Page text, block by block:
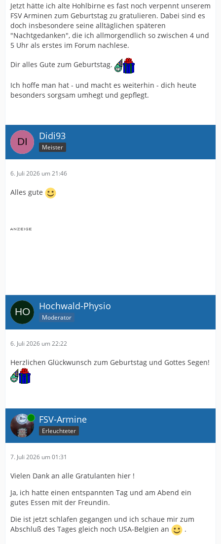
Jetzt hätte ich alte Hohlbirne es fast noch verpennt unserem
FSV Arminen zum Geburtstag zu gratulieren. Dabei sind es
doch insbesondere seine alltäglichen späteren
"Nachtgedanken", die ich allmorgendlich so zwischen 4 und
5 Uhr als erstes im Forum nachlese.
Dir alles Gute zum Geburtstag.
Ich hoffe man hat - und macht es weiterhin - dich heute
besonders sorgsam umhegt und gepflegt.
Didi93
Meister
6. Juli 2026 um 21:46
Alles gute
Hochwald-Physio
Moderator
6. Juli 2026 um 22:22
Herzlichen Glückwunsch zum Geburtstag und Gottes Segen!
Online FSV-Armine
Erleuchteter
7. Juli 2026 um 01:31
Vielen Dank an alle Gratulanten hier !
Ja, ich hatte einen entspannten Tag und am Abend ein
gutes Essen mit der Freundin.
Die ist jetzt schlafen gegangen und ich schaue mir zum
Abschluß des Tages gleich noch USA-Belgien an
.